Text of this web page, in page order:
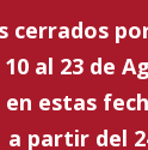
cerrados
al 23 de
en estas
a partir del